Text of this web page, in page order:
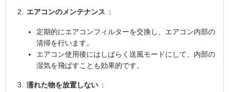
エアコンのメンテナンス ：
定期的にエアコンフィルターを交換し、エアコン内部の
清掃を行います。
エアコン使用後にはしばらく送風モードにして、内部の
湿気を飛ばすことも効果的です。
濡れた物を放置しない ：